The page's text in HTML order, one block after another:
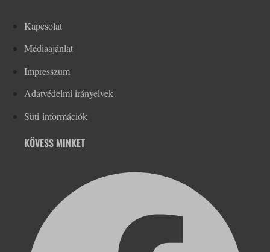
Kapcsolat
Médiaajánlat
Impresszum
Adatvédelmi irányelvek
Süti-információk
KÖVESS MINKET